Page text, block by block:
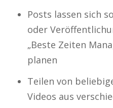
Posts lassen sich
oder
„Beste Zeiten
planen
Teilen von
Videos aus